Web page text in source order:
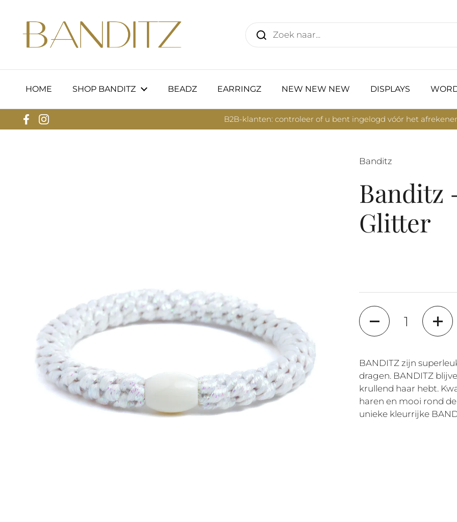
HOME SHOP BANDITZ BEADZ EARRINGZ NEW NEW NEW DISPLAYS
Facebook
Instagram
B2B-klanten: controleer of u bent ingelogd vóór het
Banditz
Banditz
Glitter
Aantal
BANDITZ zijn
dragen. BANDITZ
krullend haar hebt.
haren en mooi rond
unieke kleurrijke